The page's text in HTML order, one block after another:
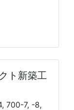
ト新築工
700-7, -8,